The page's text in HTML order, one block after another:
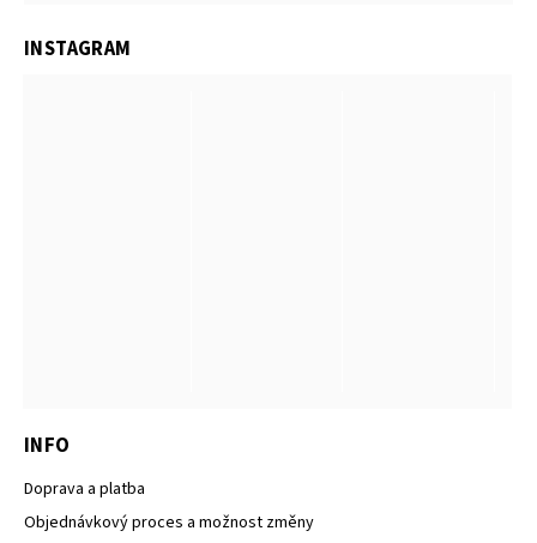
INFO
Doprava a platba
Objednávkový proces a možnost změny
INSTAGRAM